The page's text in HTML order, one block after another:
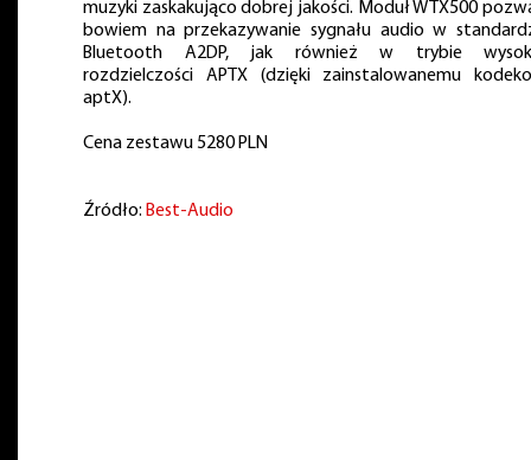
muzyki zaskakująco dobrej jakości. Moduł WTX500
bowiem na przekazywanie sygnału audio w
Bluetooth A2DP, jak również w trybie
rozdzielczości APTX (dzięki zainstalowanemu
aptX).
Cena zestawu 5280 PLN
Źródło: Best-Audio